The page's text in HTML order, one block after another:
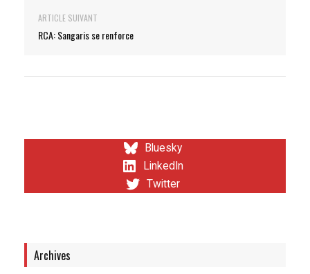
ARTICLE SUIVANT
RCA: Sangaris se renforce
Bluesky
LinkedIn
Twitter
Archives